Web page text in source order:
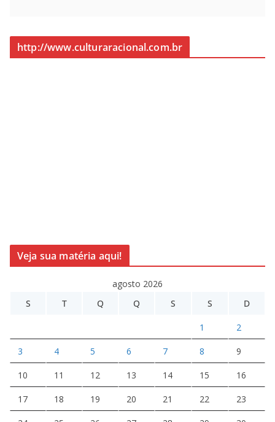
http://www.culturaracional.com.br
Veja sua matéria aqui!
agosto 2026
S
T Q Q S S D
1 2
3 4 5 6 7 8 9
10 11 12 13 14 15 16
17 18 19 20 21 22 23